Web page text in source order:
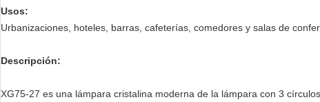
Usos:
Urbanizaciones, hoteles, barras, cafeterías, comedores y salas de
Descripción:
XG75-27 es una lámpara cristalina moderna de la lámpara con 3